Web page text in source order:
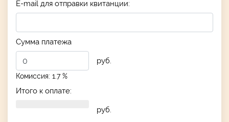
E-mail для отправки квитанции:
Сумма платежа
Комиссия: 1.7 %
руб.
Итого к оплате:
руб.